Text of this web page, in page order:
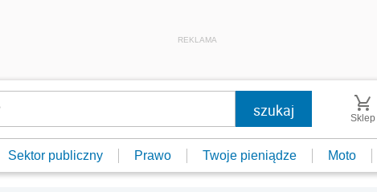
REKLAMA
Sklep
Sektor publiczny Prawo Twoje pieniądze Moto